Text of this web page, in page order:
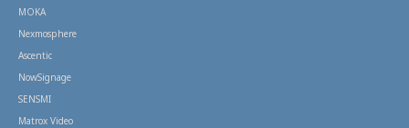
MOKA
Nexmosphere
Ascentic
NowSignage
SENSMI
Matrox Video